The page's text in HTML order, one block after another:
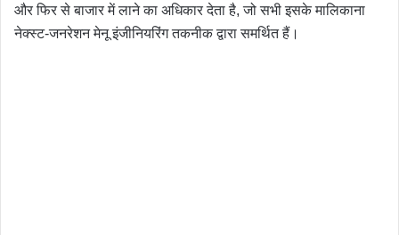
और फिर से बाजार में लाने का अधिकार देता है, जो सभी इसके मालिकाना
नेक्स्ट-जनरेशन मेनू इंजीनियरिंग तकनीक द्वारा समर्थित हैं।